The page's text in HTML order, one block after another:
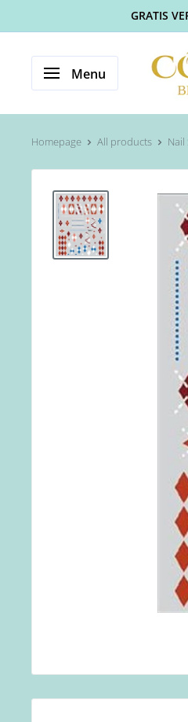
GRATIS
Menu
Homepage All products Nail